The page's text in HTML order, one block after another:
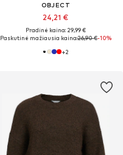
OBJECT
24,21 €
Pradinė kaina: 29,99 €
Paskutinė mažiausia kaina:26,90 €-10%
+2